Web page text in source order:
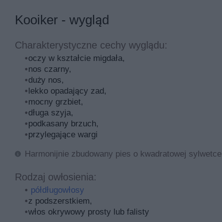
Co do odżywiania się psów, potrzeba im możliwie
należy stale ważyć, a także odwiedzać weterynarza w
Jeżeli chodzi o zdrowie płochacza holenderskiego,
samo, jak większość ras. Wśród najbardziej
zaburzenia krzepliwości krwi
choroby oczu (np. zaćma)
choroba von Willebranda
zwichnięcie rzepki
Mimo wyżej wymienionych chorób, na które zapadają
także do zacienionego miejsca do odpoczynku.
Informacje o charakterze
Kooiker - wygląd
Charakterystyczne cechy wyglądu:
oczy w kształcie migdała,
nos czarny,
duży nos,
lekko opadający zad,
mocny grzbiet,
długa szyja,
podkasany brzuch,
przylegające wargi
Harmonijnie zbudowany pies o kwadratowej
Rodzaj owłosienia:
półdługowłosy
z podszerstkiem,
włos okrywowy prosty lub falisty